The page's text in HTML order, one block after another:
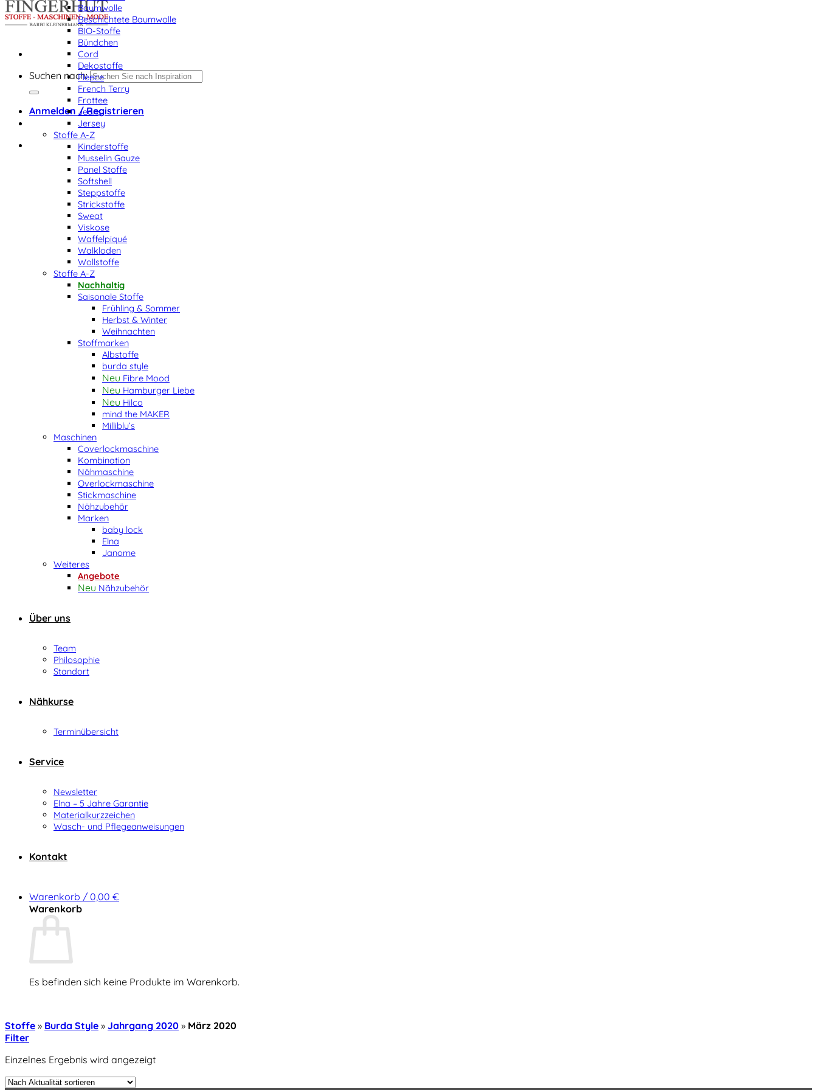
Suchen nach:
Anmelden / Registrieren
Baumwolle
Beschichtete Baumwolle
BIO-Stoffe
Bündchen
Cord
Dekostoffe
Fleece
French Terry
Frottee
Jeans
Jersey
Stoffe A-Z
Kinderstoffe
Musselin Gauze
Panel Stoffe
Softshell
Steppstoffe
Strickstoffe
Sweat
Viskose
Waffelpiqué
Walkloden
Wollstoffe
Stoffe A-Z
Nachhaltig
Saisonale Stoffe
Frühling & Sommer
Herbst & Winter
Weihnachten
Stoffmarken
Albstoffe
burda style
Fibre Mood
Hamburger Liebe
Hilco
mind the MAKER
Milliblu’s
Maschinen
Coverlockmaschine
Kombination
Nähmaschine
Overlockmaschine
Stickmaschine
Nähzubehör
Marken
baby lock
Elna
Janome
Weiteres
Angebote
Nähzubehör
Über uns
Team
Philosophie
Standort
Nähkurse
Terminübersicht
Service
Newsletter
Elna – 5 Jahre Garantie
Materialkurzzeichen
Wasch- und Pflegeanweisungen
Kontakt
Warenkorb / 0,00 €
Warenkorb
Es befinden sich keine Produkte im Warenkorb.
Stoffe » Burda Style » Jahrgang 2020 » März 2020
Filter
Einzelnes Ergebnis wird angezeigt